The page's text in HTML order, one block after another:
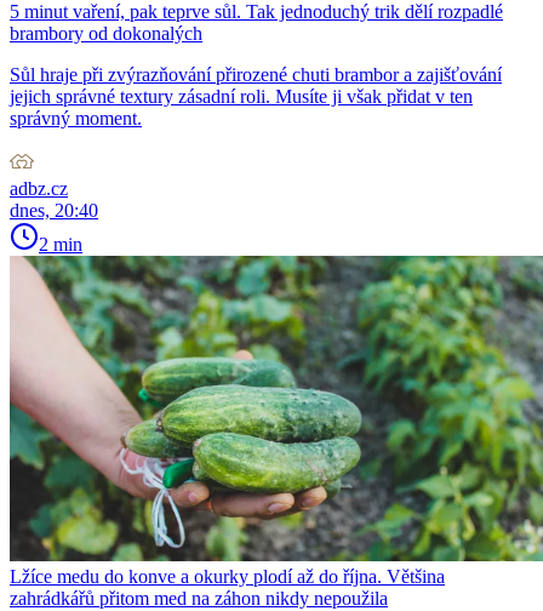
5 minut vaření, pak teprve sůl. Tak jednoduchý trik dělí rozpadlé
brambory od dokonalých
Sůl hraje při zvýrazňování přirozené chuti brambor a zajišťování
jejich správné textury zásadní roli. Musíte ji však přidat v ten
správný moment.
adbz.cz
dnes, 20:40
2 min
Lžíce medu do konve a okurky plodí až do října. Většina
zahrádkářů přitom med na záhon nikdy nepoužila